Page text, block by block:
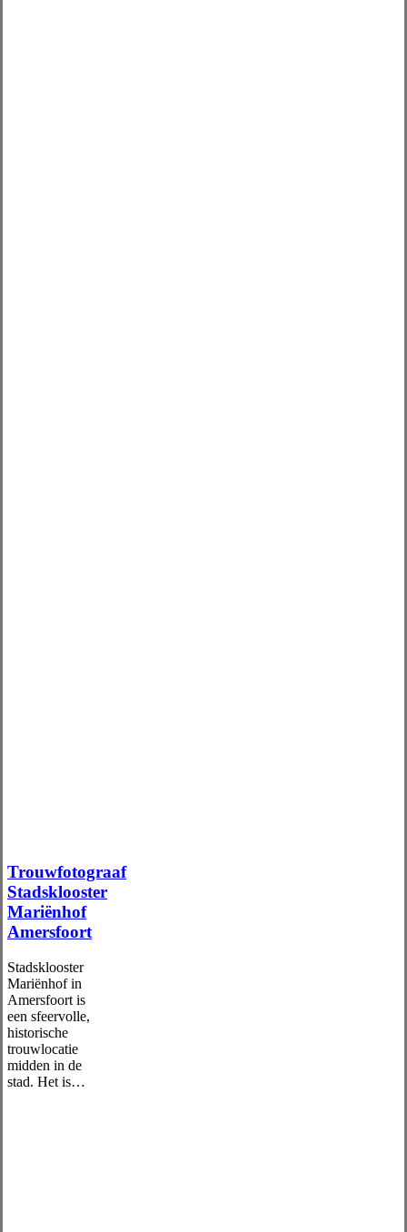
Trouwfotograaf
Stadsklooster
Mariënhof
Amersfoort
Stadsklooster
Mariënhof in
Amersfoort is
een sfeervolle,
historische
trouwlocatie
midden in de
stad. Het is…